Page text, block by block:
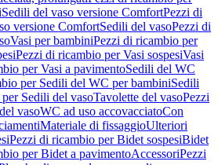
Sedili del vaso versione ComfortPezzi di
versione ComfortSedili del vasoPezzi di
Vasi per bambiniPezzi di ricambio per
Pezzi di ricambio per Vasi sospesiVasi
per Vasi a pavimentoSedili del WC
per Sedili del WC per bambiniSedili
Sedili del vasoTavolette del vasoPezzi
vasoWC ad uso accovacciatoCon
Materiale di fissaggioUlteriori
Pezzi di ricambio per Bidet sospesiBidet
per Bidet a pavimentoAccessoriPezzi